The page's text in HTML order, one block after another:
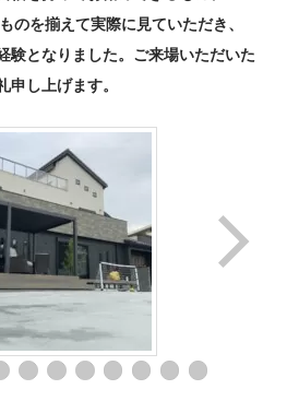
のを揃えて実際に見ていただき、
験となりました。ご来場いただいた
申し上げます。